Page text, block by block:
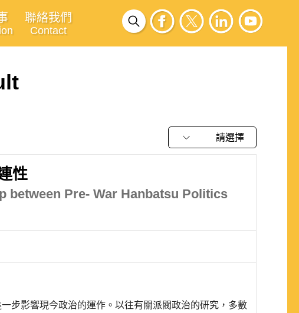
聯絡我們
Contact
請選擇
性
between Pre- War Hanbatsu Politics
步影響現今政治的運作。以往有關派閥政治的研究，多數